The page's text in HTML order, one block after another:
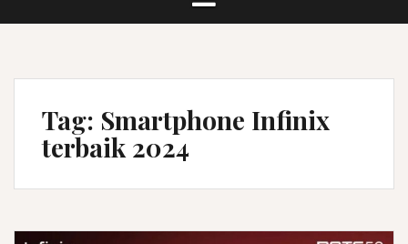
Tag: Smartphone Infinix
terbaik 2024